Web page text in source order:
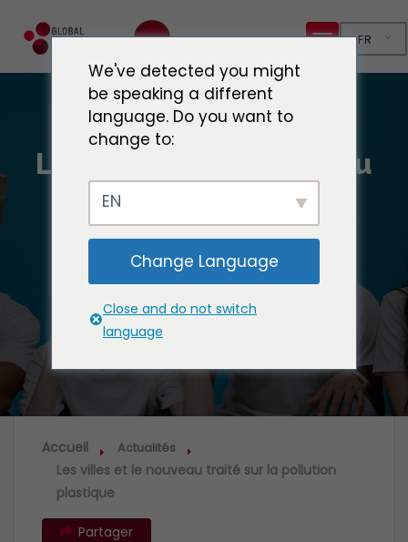
FR
Les villes et le nouveau
traité sur la pollution
plastique
Accueil Actualités
Les villes et le nouveau traité sur la pollution
plastique
Partager
We've detected you might
be speaking a different
language. Do you want to
change to:
EN
Change Language
Close and do not switch
language